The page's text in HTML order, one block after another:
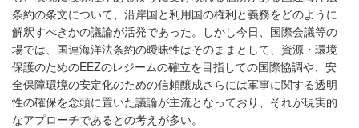
条約の条文について、沿岸国と利用国の権利と義務をどのように
解釈すべきかの議論が活発であった。しかし今日、国際会議等の
場では、国連海洋法条約の曖昧性はそのままとして、資源・環境
保護のためのEEZのレジームの確立を目指しての国際協調や、安
全保障環境の安定化のための信頼醸成さらには軍事に関する透明
性の確保を念頭に置いた議論が主流となっており、それが現実的
なアプローチであるとの考えが多い。